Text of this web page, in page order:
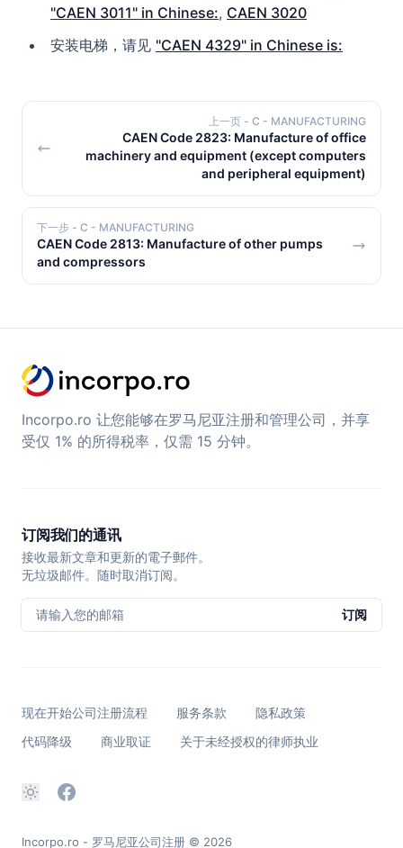
"CAEN 3011" in Chinese:, CAEN 3020
安装电梯，请见 "CAEN 4329" in Chinese is:
上一页 - C - MANUFACTURING
CAEN Code 2823: Manufacture of office
machinery and equipment (except computers
and peripheral equipment)
下一步 - C - MANUFACTURING
CAEN Code 2813: Manufacture of other pumps
and compressors
Incorpo.ro 让您能够在罗马尼亚注册和管理公司，并享
受仅 1% 的所得税率，仅需 15 分钟。
订阅我们的通讯
接收最新文章和更新的電子郵件。
无垃圾邮件。随时取消订阅。
请输入您的邮箱 订阅
现在开始公司注册流程 服务条款
隐私政策
代码降级
商业取证 关于未经授权的律师执业
Incorpo.ro - 罗马尼亚公司注册 © 2026